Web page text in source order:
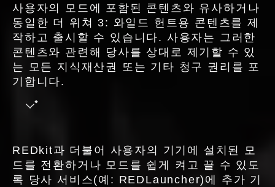
사용자의 모드에 포함된 콘텐츠와 유사하거나
동일한 더 위쳐 3: 와일드 헌트용 콘텐츠를 제
작하고 출시할 수 있습니다. 사용자는 그러한
콘텐츠와 관련해 당사를 상대로 제기할 수 있
는 모든 지식재산권 또는 기타 청구 권리를 포
기합니다.
REDkit과 더불어 사용자의 기기에 설치된 모
드를 전환하거나 모드를 쉽게 켜고 끌 수 있도
록 당사 서비스(예: REDLauncher)에 추가 기